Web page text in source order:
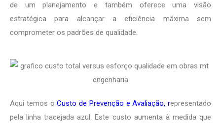
de um planejamento e também oferece uma visão
estratégica para alcançar a eficiência máxima sem
comprometer os padrões de qualidade.
Aqui temos oCusto de Prevenção e Avaliação, representado
pela linha tracejada azul. Este custo aumenta à medida que